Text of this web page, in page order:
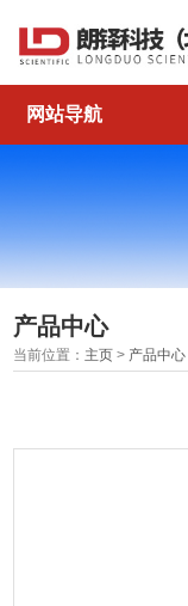
网站导航
产品中心
当前位置： 主页 > 产品中心